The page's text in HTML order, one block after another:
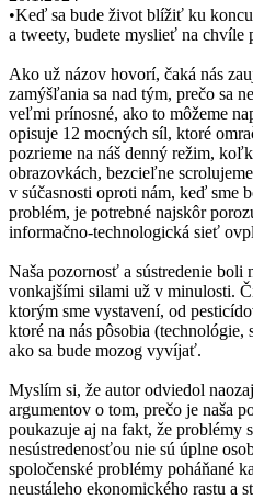
•Keď sa bude život blížiť ku
a tweety, budete myslieť na chvíle
Ako už názov hovorí, čaká nás
zamýšľania sa nad tým, prečo sa
veľmi prínosné, ako to môžeme
opisuje 12 mocných síl, ktoré
pozrieme na náš denný režim,
obrazovkách, bezcieľne
v súčasnosti oproti nám, keď sme
problém, je potrebné najskôr
informačno-technologická sieť
Naša pozornosť a sústredenie boli
vonkajšími silami už v minulosti.
ktorým sme vystavení, od
ktoré na nás pôsobia
ako sa bude mozog vyvíjať.
Myslím si, že autor odviedol
argumentov o tom, prečo je naša
poukazuje aj na fakt, že problémy
nesústredenosťou nie sú úplne
spoločenské problémy poháňané
neustáleho ekonomického rastu a